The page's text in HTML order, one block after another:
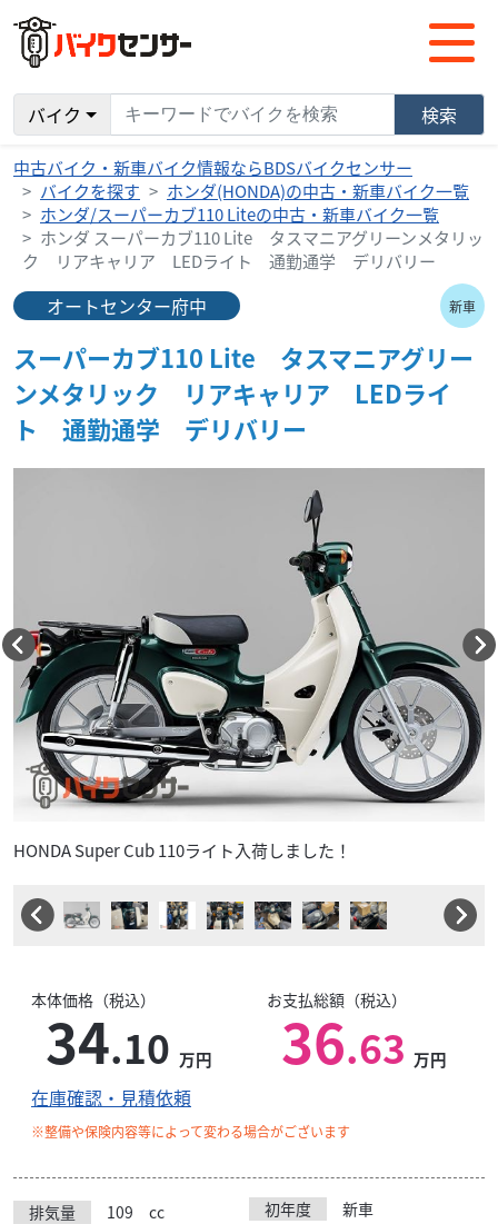
バイク 検索
中古バイク・新車バイク情報ならBDSバイクセンサー
バイクを探す
ホンダ(HONDA)の中古・新車バイク一覧
ホンダ/スーパーカブ110 Liteの中古・新車バイク一覧
ホンダ スーパーカブ110 Lite タスマニアグリーンメタリッ
ク リアキャリア LEDライト 通勤通学 デリバリー
オートセンター府中 新車
スーパーカブ110 Lite タスマニアグリー
ンメタリック リアキャリア LEDライ
ト 通勤通学 デリバリー
HONDA Super Cub 110ライト入荷しました！
本体価格（税込）
34.10 万円
お支払総額（税込）
36.63 万円
在庫確認・見積依頼
※整備や保険内容等によって変わる場合がございます
排気量 109 cc 初年度
新車